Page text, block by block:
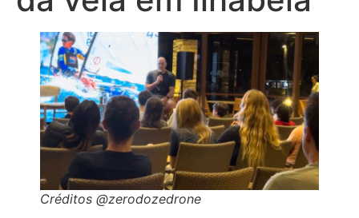
Créditos @zerodozedrone